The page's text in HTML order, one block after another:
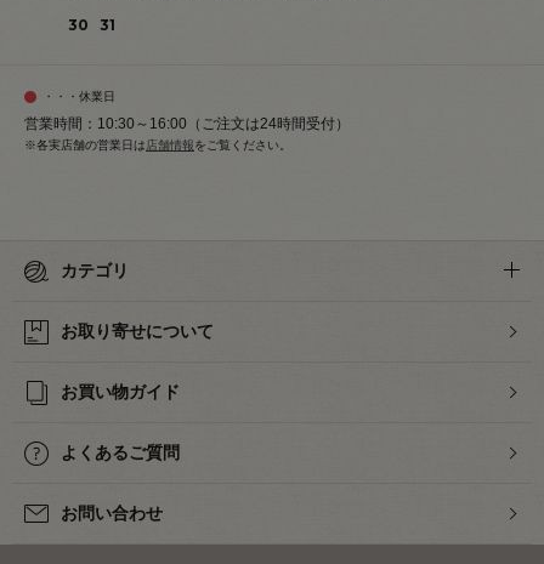
30
31
・・・休業日
営業時間：10:30～16:00（ご注文は24時間受付）
※各実店舗の営業日は 店舗情報をご覧ください。
カテゴリ
お取り寄せについて
お買い物ガイド
よくあるご質問
お問い合わせ